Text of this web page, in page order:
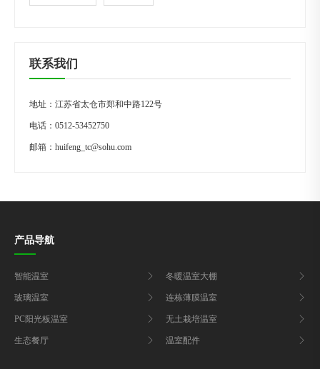
联系我们
地址：江苏省太仓市郑和中路122号
电话： 0512-53452750
邮箱： huifeng_tc@sohu.com
产品导航
智能温室 冬暖温室大棚
玻璃温室 连栋薄膜温室
PC阳光板温室 无土栽培温室
生态餐厅 温室配件